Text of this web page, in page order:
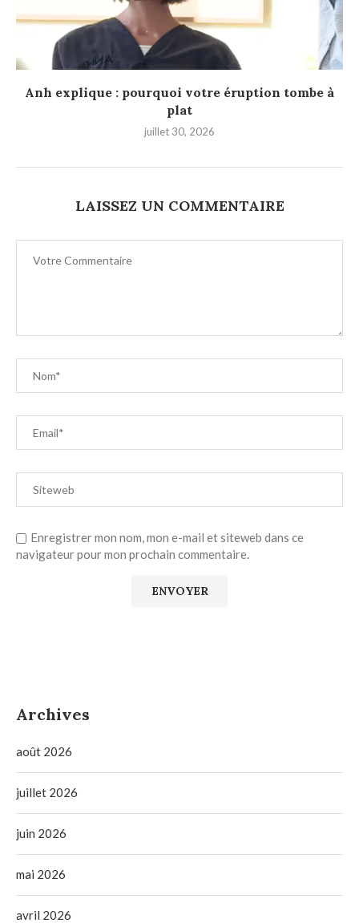
Anh explique : pourquoi votre éruption tombe à
plat
juillet 30, 2026
LAISSEZ UN COMMENTAIRE
Enregistrer mon nom, mon e-mail et siteweb dans ce
navigateur pour mon prochain commentaire.
Archives
août 2026
juillet 2026
juin 2026
mai 2026
avril 2026